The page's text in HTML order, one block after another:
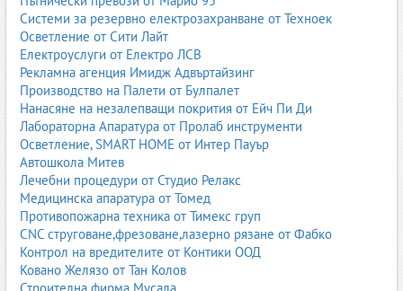
Системи за резервно електрозахранване от Техноек
Осветление от Сити Лайт
Електроуслуги от Електро ЛСВ
Рекламна агенция Имидж Адвъртайзинг
Производство на Палети от Булпалет
Нанасяне на незалепващи покрития от Ейч Пи Ди
Лабораторна Апаратура от Пролаб инструменти
Осветление, SMART HOME от Интер Пауър
Автошкола Митев
Лечебни процедури от Студио Релакс
Медицинска апаратура от Томед
Противопожарна техника от Тимекс груп
CNC струговане,фрезоване,лазерно рязане от Фабко
Контрол на вредителите от Контики ООД
Ковано Желязо от Тан Колов
Строителна фирма Мусала